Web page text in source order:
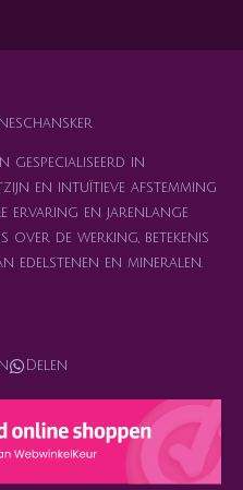
gespecialiseerd in
en intuïtieve afstemming
ervaring en jarenlange
over de werking, betekenis
edelstenen en mineralen.
Delen